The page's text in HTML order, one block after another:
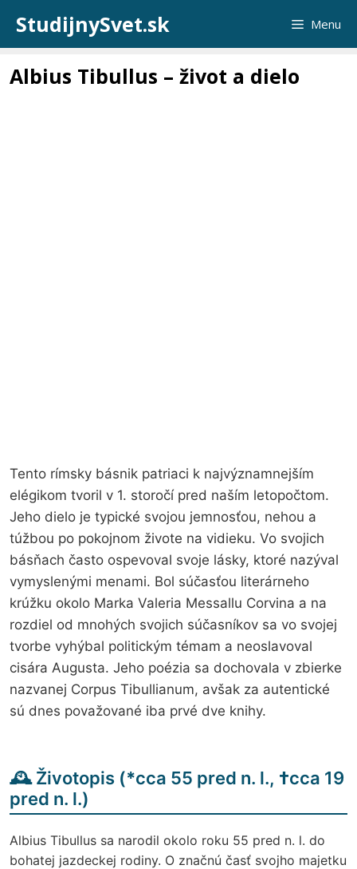
obsah
StudijnySvet.sk Menu
Albius Tibullus – život a dielo
Tento rímsky básnik patriaci k najvýznamnejším
elégikom tvoril v 1. storočí pred naším letopočtom.
Jeho dielo je typické svojou jemnosťou, nehou a
túžbou po pokojnom živote na vidieku. Vo svojich
básňach často ospevoval svoje lásky, ktoré nazýval
vymyslenými menami. Bol súčasťou literárneho
krúžku okolo Marka Valeria Messallu Corvina a na
rozdiel od mnohých svojich súčasníkov sa vo svojej
tvorbe vyhýbal politickým témam a neoslavoval
cisára Augusta. Jeho poézia sa dochovala v zbierke
nazvanej Corpus Tibullianum, avšak za autentické
sú dnes považované iba prvé dve knihy.
🕰️ Životopis (*cca 55 pred n. l., †cca 19
pred n. l.)
Albius Tibullus sa narodil okolo roku 55 pred n. l. do
bohatej jazdeckej rodiny. O značnú časť svojho majetku